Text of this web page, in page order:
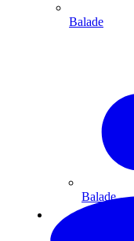
Balade
Balade